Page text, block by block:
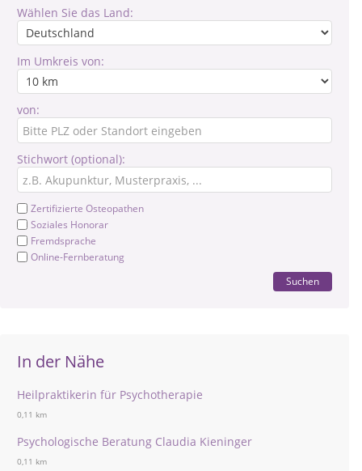
Wählen Sie das Land:
Im Umkreis von:
von:
Stichwort (optional):
Zertifizierte Osteopathen
Soziales Honorar
Fremdsprache
Online-Fernberatung
Suchen
In der Nähe
Heilpraktikerin für Psychotherapie
0,11 km
Psychologische Beratung Claudia Kieninger
0,11 km